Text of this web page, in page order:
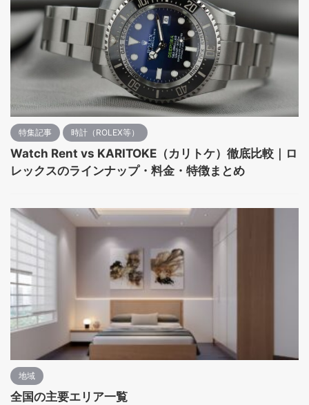
特集記事 時計（ROLEX等）
Watch Rent vs KARITOKE（カリトケ）徹底比較｜ロ
レックスのラインナップ・料金・特徴まとめ
地域
全国の主要エリア一覧